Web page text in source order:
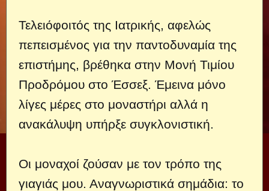
Τελειόφοιτός της Ιατρικής, αφελώς
πεπεισμένος για την παντοδυναμία της
επιστήμης, βρέθηκα στην Μονή Τιμίου
Προδρόμου στο Έσσεξ. Έμεινα μόνο
λίγες μέρες στο μοναστήρι αλλά η
ανακάλυψη υπήρξε συγκλονιστική.
Οι μοναχοί ζούσαν με τον τρόπο της
γιαγιάς μου. Αναγνωριστικά σημάδια: το